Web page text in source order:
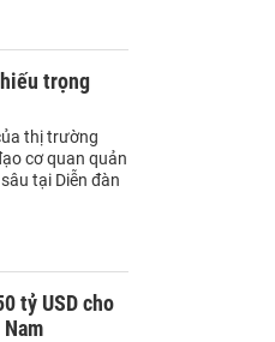
trọng
thị trường
cơ quan quản
tại Diễn đàn
tỷ USD cho